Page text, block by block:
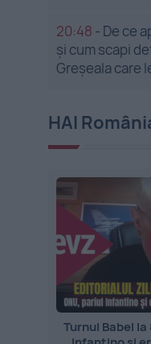
20:48 - De ce
și cum scapi
Greșeala care
HAI
Turnul Babel